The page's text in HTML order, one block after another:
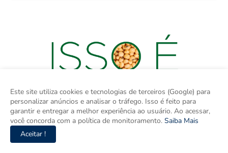
Este site utiliza cookies e tecnologias de terceiros (Google) para
personalizar anúncios e analisar o tráfego. Isso é feito para
garantir e entregar a melhor experiência ao usuário. Ao acessar,
você concorda com a política de monitoramento. Saiba Mais
Aceitar !